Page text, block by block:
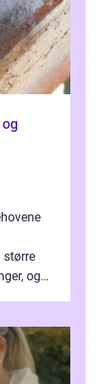
større
og